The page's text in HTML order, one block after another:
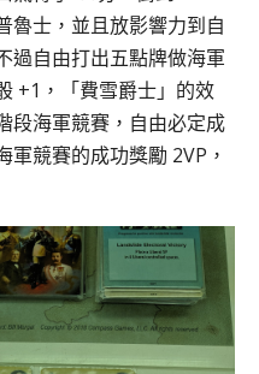
魯士，並且放影響力到自
過自由打出五點牌做海軍
+1，「費雪爵士」的效
段海軍競賽，自由必定成
競賽的成功獎勵 2VP，